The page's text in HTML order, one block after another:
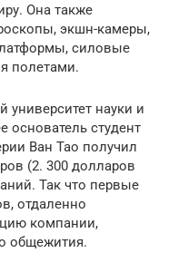
Она также
экшн-камеры,
силовые
полетами.
университет науки и
основатель студент
Ван Тао получил
(2. 300 долларов
Так что первые
отдаленно
компании,
общежития.